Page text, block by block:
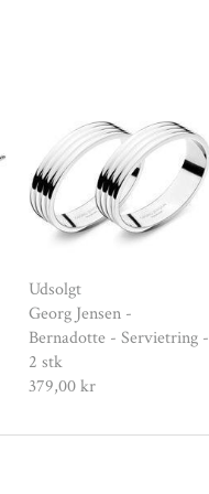
Udsolgt
Georg Jensen -
Bernadotte - Servietring -
2 stk
379,00 kr